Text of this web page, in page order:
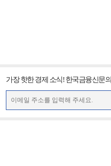
가장 핫한 경제 소식! 한국금융신문의